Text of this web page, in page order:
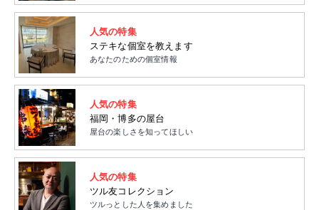
人気の特集
ステキな個室を教えます
あなたのための個室情報
人気の特集
福岡・博多の屋台
屋台の楽しさを知ってほしい
人気の特集
ツル友コレクション
ツルっとした人を集めました